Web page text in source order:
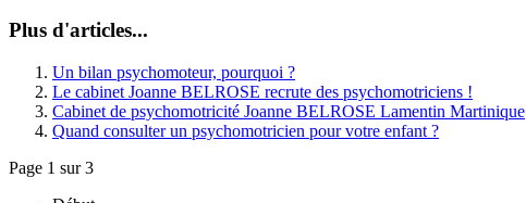
Plus d'articles...
Un bilan psychomoteur, pourquoi ?
Le cabinet Joanne BELROSE recrute des psychomotriciens !
Cabinet de psychomotricité Joanne BELROSE Lamentin Martinique
Quand consulter un psychomotricien pour votre enfant ?
Page 1 sur 3